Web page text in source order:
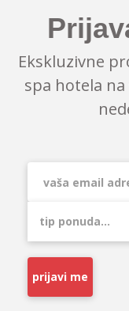
Ekskluzivne
spa hotela
prijavi me